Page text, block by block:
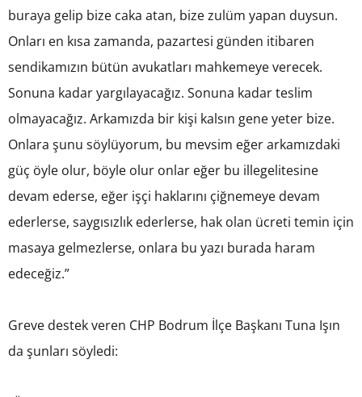
buraya gelip bize caka atan, bize zulüm yapan duysun.
Onları en kısa zamanda, pazartesi günden itibaren
sendikamızın bütün avukatları mahkemeye verecek.
Sonuna kadar yargılayacağız. Sonuna kadar teslim
olmayacağız. Arkamızda bir kişi kalsın gene yeter bize.
Onlara şunu söylüyorum, bu mevsim eğer arkamızdaki
güç öyle olur, böyle olur onlar eğer bu illegelitesine
devam ederse, eğer işçi haklarını çiğnemeye devam
ederlerse, saygısızlık ederlerse, hak olan ücreti temin için
masaya gelmezlerse, onlara bu yazı burada haram
edeceğiz.”
Greve destek veren CHP Bodrum İlçe Başkanı Tuna Işın
da şunları söyledi: